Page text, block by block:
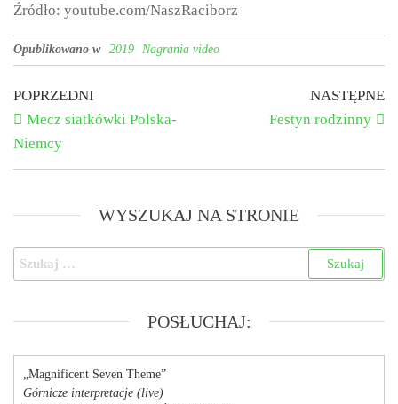
Źródło: youtube.com/NaszRaciborz
Opublikowano w 2019 Nagrania video
POPRZEDNI
Mecz siatkówki Polska-
Niemcy
NASTĘPNE
Festyn rodzinny
WYSZUKAJ NA STRONIE
POSŁUCHAJ:
„Magnificent Seven Theme”
Górnicze interpretacje (live)